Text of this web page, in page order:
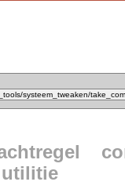
utilitie